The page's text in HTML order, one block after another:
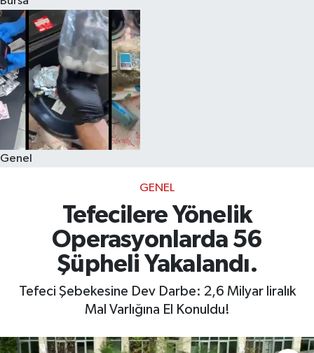
Genel
GENEL
Tefecilere Yönelik
Operasyonlarda 56
Şüpheli Yakalandı.
Tefeci Şebekesine Dev Darbe: 2,6 Milyar liralık
Mal Varlığına El Konuldu!
Eğitim
Sağlık
Dünya
Magazin
Kültür & Sanat
Teknoloji
Bilim
Bilim, Teknoloji